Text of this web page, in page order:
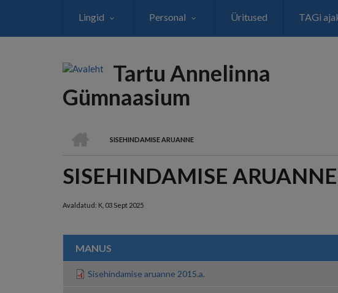
Lingid Personal Üritused TAGi
Tartu Annelinna
Gümnaasium
LEIVAPURU
SISEHINDAMISE ARUANNE
SISEHINDAMISE ARUANNE
Avaldatud: K, 03 Sept 2025
MANUS
Sisehindamise aruanne 2015.a.